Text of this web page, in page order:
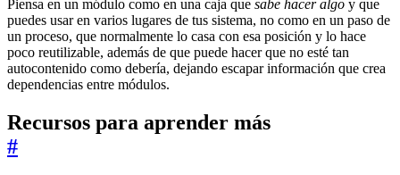
Piensa en un módulo como en una caja que sabe hacer algo y que
puedes usar en varios lugares de tus sistema, no como en un paso de
un proceso, que normalmente lo casa con esa posición y lo hace
poco reutilizable, además de que puede hacer que no esté tan
autocontenido como debería, dejando escapar información que crea
dependencias entre módulos.
Recursos para aprender más
#